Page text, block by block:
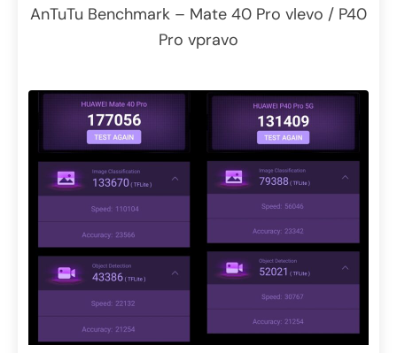
AnTuTu Benchmark – Mate 40 Pro vlevo / P40
Pro vpravo